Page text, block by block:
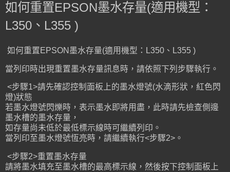
如何重置EPSON墨水存量(適用機型：
L350、L355 )
如何重置EPSON墨水存量(適用機型：L350、L355 )
當列印時出現重置墨水存量訊息時，請依照下列步驟執行。
<步驟1>請先確認控制面板上的墨水燈號(水滴形狀，紅色閃
燈)狀態
若墨水燈號閃爍時，表示墨水即將用盡，此時請先檢查側邊
墨水槽的墨水存量，
如存量尚未低於最低標示線時可繼續列印。
當列印至墨水燈號恆亮時，請繼續執行<步驟2>。
<步驟2>重置墨水存量
請將墨水填充至墨水槽的最高標示線，然後按下控制面板上